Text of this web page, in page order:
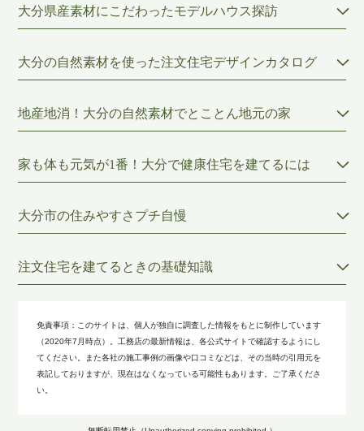
大分県産素材にこだわったモデルハウス探訪
大分の自然素材を使った注文住宅デザインカタログ
地産地消！大分の自然素材でとことん地元の家
家も体も元気が1番！大分で健康住宅を建てるには
大分市の住みやすさプチ自慢
注文住宅を建てるときの基礎知識
免責事項： このサイトは、個人が独自に調査した情報をもとに制作しています
（2020年7月時点）。工務店の最新情報は、各公式サイトで確認するようにし
てください。また各社の施工事例の画像や口コミなどは、その当時の引用元を
表記しておりますが、現在はなくなっている可能性もあります。ご了承くださ
い。